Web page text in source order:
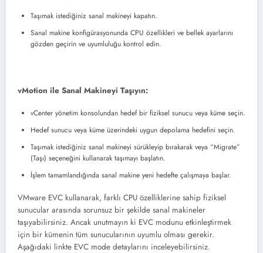
Taşımak istediğiniz sanal makineyi kapatın.
Sanal makine konfigürasyonunda CPU özellikleri ve bellek ayarlarını
gözden geçirin ve uyumluluğu kontrol edin.
vMotion ile Sanal Makineyi Taşıyın:
vCenter yönetim konsolundan hedef bir fiziksel sunucu veya küme seçin.
Hedef sunucu veya küme üzerindeki uygun depolama hedefini seçin.
Taşımak istediğiniz sanal makineyi sürükleyip bırakarak veya “Migrate”
(Taşı) seçeneğini kullanarak taşımayı başlatın.
İşlem tamamlandığında sanal makine yeni hedefte çalışmaya başlar.
VMware EVC kullanarak, farklı CPU özelliklerine sahip fiziksel
sunucular arasında sorunsuz bir şekilde sanal makineler
taşıyabilirsiniz. Ancak unutmayın ki EVC modunu etkinleştirmek
için bir kümenin tüm sunucularının uyumlu olması gerekir.
Aşağıdaki linkte EVC mode detaylarını inceleyebilirsiniz.